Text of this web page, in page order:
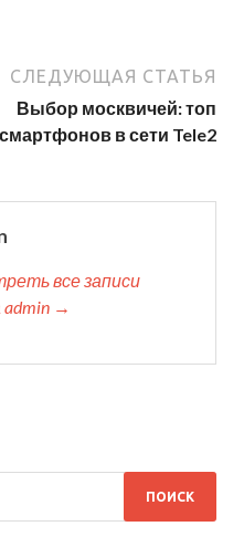
СЛЕДУЮЩАЯ СТАТЬЯ
Выбор москвичей: топ
смартфонов в сети Tele2
все записи
→